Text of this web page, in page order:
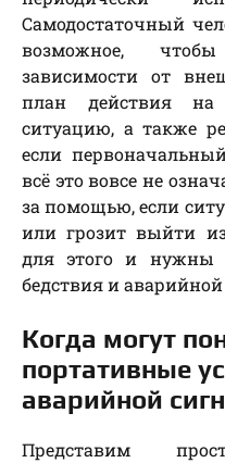
Самодостаточный
возможное,
зависимости от
план действия
ситуацию, а также
если
всё это вовсе не
за помощью, если
или грозит выйти
для этого и нужны
бедствия и
Когда могут
портативные
аварийной
Представим